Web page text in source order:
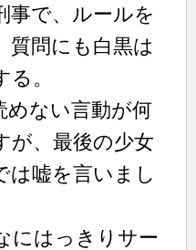
事で、ルールを
質問にも白黒は
。
めない言動が何
が、最後の少女
は嘘を言いまし
にはっきりサー